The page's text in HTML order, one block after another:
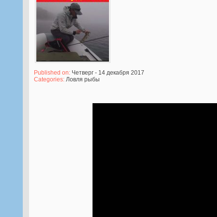
Published on: Четверг - 14 декабря 2017
Categories: Ловля рыбы